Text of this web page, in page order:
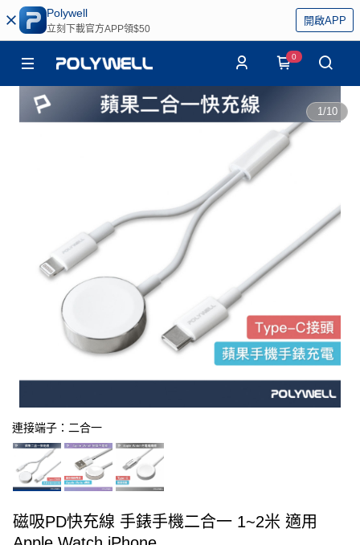
Polywell
立刻下載官方APP領$50
開啟APP
0
1/10
連接端子：二合一
磁吸PD快充線 手錶手機二合一 1~2米 適用